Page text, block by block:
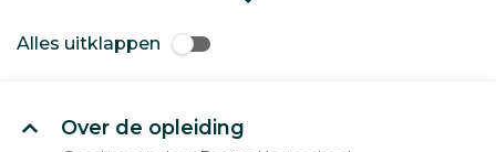
Alles uitklappen
Over de opleiding